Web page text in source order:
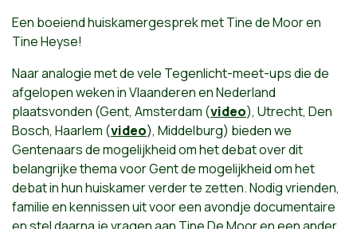
Een boeiend huiskamergesprek met Tine de Moor en
Tine Heyse!
Naar analogie met de vele Tegenlicht-meet-ups die de
afgelopen weken in Vlaanderen en Nederland
plaatsvonden (Gent, Amsterdam (video), Utrecht, Den
Bosch, Haarlem (video), Middelburg) bieden we
Gentenaars de mogelijkheid om het debat over dit
belangrijke thema voor Gent de mogelijkheid om het
debat in hun huiskamer verder te zetten. Nodig vrienden,
familie en kennissen uit voor een avondje documentaire